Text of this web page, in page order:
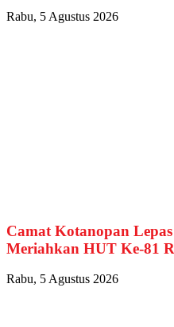
Rabu, 5 Agustus 2026
Camat Kotanopan
Meriahkan HUT Ke-81
Rabu, 5 Agustus 2026